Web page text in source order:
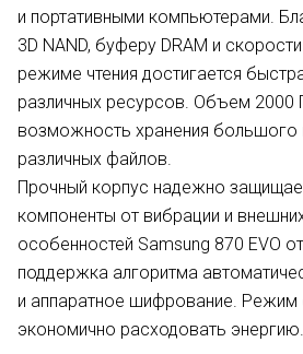
и портативными компьютерами.
3D NAND, буферу DRAM и
режиме чтения достигается
различных ресурсов. Объем 2000
возможность хранения большого
различных файлов.
Прочный корпус надежно
компоненты от вибрации и
особенностей Samsung 870 EVO
поддержка алгоритма
и аппаратное шифрование. Режим
экономично расходовать энергию.